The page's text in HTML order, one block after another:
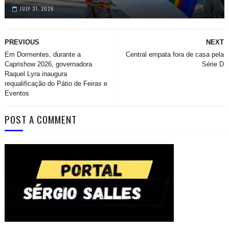
JULY 31, 2026
NEXT
Central empata fora de casa pela
Série D
PREVIOUS
Em Dormentes, durante a
Caprishow 2026, governadora
Raquel Lyra inaugura
requalificação do Pátio de Feiras e
Eventos
POST A COMMENT